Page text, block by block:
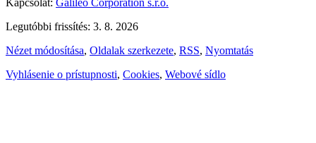
Kapcsolat: Galileo Corporation s.r.o.
Legutóbbi frissítés: 3. 8. 2026
Nézet módosítása, Oldalak szerkezete, RSS, Nyomtatás
Vyhlásenie o prístupnosti, Cookies, Webové sídlo